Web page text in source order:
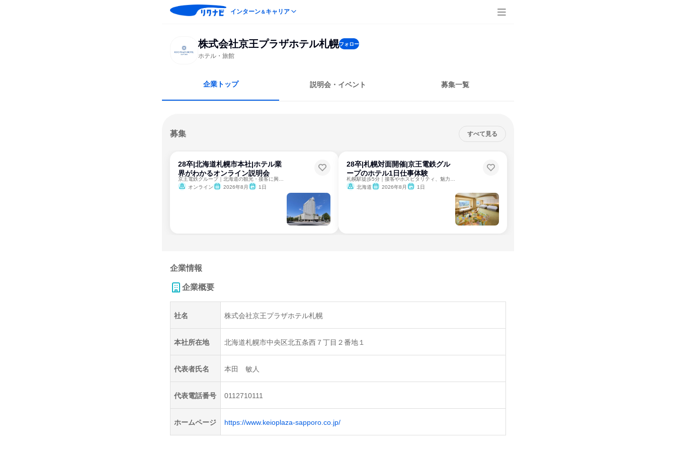
インターン＆キャリア
株式会社京王プラザホテル札幌フォロー
ホテル・旅館
企業トップ 説明会・イベント 募集一覧
募集 すべて見る
28卒|北海道札幌市本社|ホテル業
界がわかるオンライン説明会
オンライン
2026年8月 1日
28卒|札幌対面開催|京王電鉄グル
ープのホテル1日仕事体験
北海道
2026年8月 1日
企業情報
企業概要
社名 株式会社京王プラザホテル札幌
本社所在地 北海道札幌市中央区北五条西７丁目２番地１
代表者氏名 本田 敏人
代表電話番号 0112710111
ホームページ https://www.keioplaza-sapporo.co.jp/